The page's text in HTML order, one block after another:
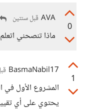
0
AVA قبل سنتين
ماذا تنصحني اتعلم
1
BasmaNabil17
المشروع الأول في
يحتوي على أي